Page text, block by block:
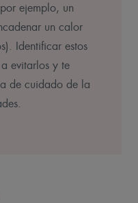
ejemplo, un
un calor
Identificar estos
evitarlos y te
de cuidado de la